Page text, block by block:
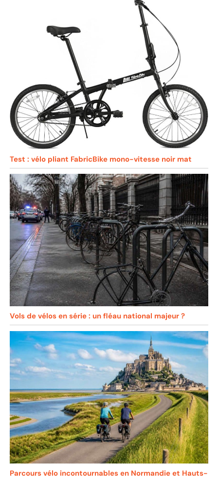
Test : vélo pliant FabricBike mono-vitesse noir mat
Vols de vélos en série : un fléau national majeur ?
Parcours vélo incontournables en Normandie et Hauts-